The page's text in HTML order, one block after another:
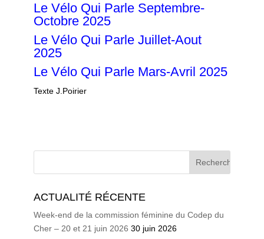
Le Vélo Qui Parle Septembre-
Octobre 2025
Le Vélo Qui Parle Juillet-Aout
2025
Le Vélo Qui Parle Mars-Avril 2025
Texte J.Poirier
ACTUALITÉ RÉCENTE
Week-end de la commission féminine du Codep du
Cher – 20 et 21 juin 2026 30 juin 2026